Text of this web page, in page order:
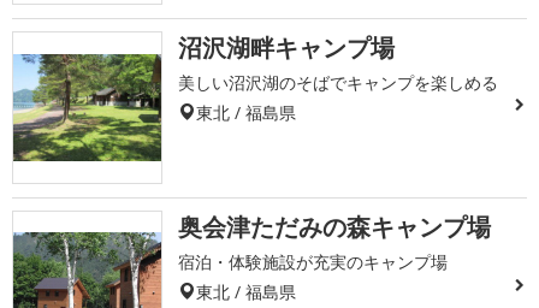
沼沢湖畔キャンプ場
美しい沼沢湖のそばでキャンプを楽しめる
東北 / 福島県
奥会津ただみの森キャンプ場
宿泊・体験施設が充実のキャンプ場
東北 / 福島県